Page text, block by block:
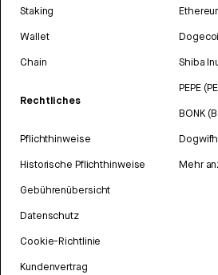
Staking
Wallet
Chain
Rechtliches
Pflichthinweise
Historische Pflichthinweise
Gebührenübersicht
Datenschutz
Cookie-Richtlinie
Kundenvertrag
Shiba
PEPE
BONK
Mehr